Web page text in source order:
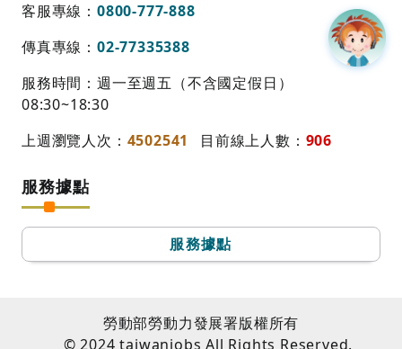
客服專線： 0800-777-888
傳真專線： 02-77335388
服務時間：週一至週五（不含國定假日）
08:30~18:30
上週瀏覽人次： 4502541 目前線上人數： 906
服務據點
服務據點
勞動部勞動力發展署版權所有
© 2024 taiwanjobs All Rights Reserved.